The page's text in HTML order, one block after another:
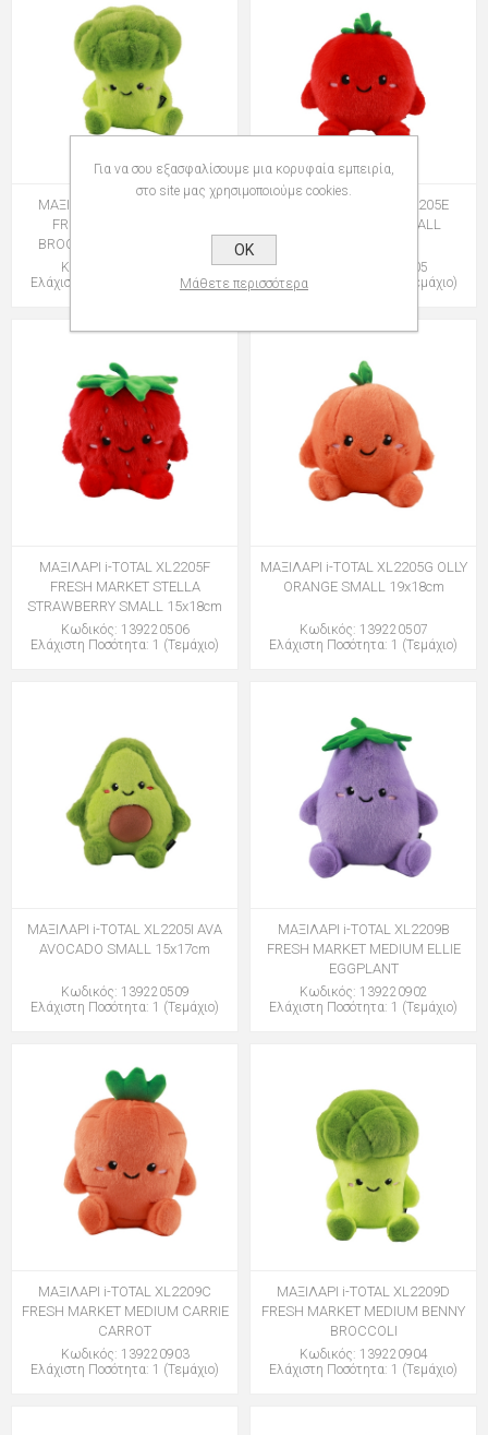
ΜΑΞΙΛΑΡΙ i-TOTAL XL2205D
FRESH MARKET BENNY
BROCCOLI SMALL 17x19cm
Κωδικός: 139220504
Ελάχιστη Ποσότητα: 1 (Τεμάχιο)
ΜΑΞΙΛΑΡΙ i-TOTAL XL2205E
TOMMY TOMATO SMALL
Κωδικός: 139220505
Ελάχιστη Ποσότητα: 1 (Τεμάχιο)
ΜΑΞΙΛΑΡΙ i-TOTAL XL2205F
FRESH MARKET STELLA
STRAWBERRY SMALL 15x18cm
Κωδικός: 139220506
Ελάχιστη Ποσότητα: 1 (Τεμάχιο)
ΜΑΞΙΛΑΡΙ i-TOTAL XL2205G OLLY
ORANGE SMALL 19x18cm
Κωδικός: 139220507
Ελάχιστη Ποσότητα: 1 (Τεμάχιο)
ΜΑΞΙΛΑΡΙ i-TOTAL XL2205I AVA
AVOCADO SMALL 15x17cm
Κωδικός: 139220509
Ελάχιστη Ποσότητα: 1 (Τεμάχιο)
ΜΑΞΙΛΑΡΙ i-TOTAL XL2209B
FRESH MARKET MEDIUM ELLIE
EGGPLANT
Κωδικός: 139220902
Ελάχιστη Ποσότητα: 1 (Τεμάχιο)
ΜΑΞΙΛΑΡΙ i-TOTAL XL2209C
FRESH MARKET MEDIUM CARRIE
CARROT
Κωδικός: 139220903
Ελάχιστη Ποσότητα: 1 (Τεμάχιο)
ΜΑΞΙΛΑΡΙ i-TOTAL XL2209D
FRESH MARKET MEDIUM BENNY
BROCCOLI
Κωδικός: 139220904
Ελάχιστη Ποσότητα: 1 (Τεμάχιο)
Για να σου εξασφαλίσουμε μια κορυφαία εμπειρία,
στο site μας χρησιμοποιούμε cookies.
OK
Μάθετε περισσότερα